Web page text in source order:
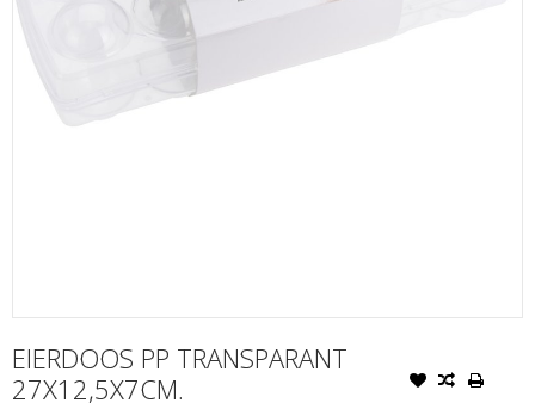
EIERDOOS PP TRANSPARANT
27X12,5X7CM.